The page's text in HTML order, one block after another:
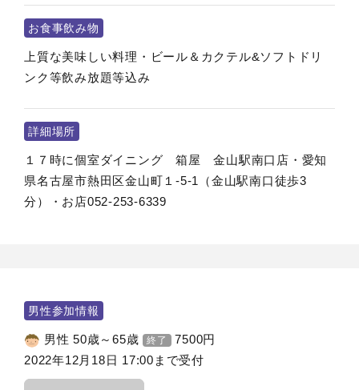
お食事飲み物
上質な美味しい料理・ビール＆カクテル&ソフトドリ
ンク等飲み放題等込み
詳細場所
１７時に個室ダイニング 箱屋 金山駅南口店・愛知
県名古屋市熱田区金山町１‐5‐1（金山駅南口徒歩3
分）・お店052-253-6339
男性参加情報
男性 50歳～65歳 終了 7500円
2022年12月18日 17:00まで受付